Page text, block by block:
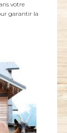
votre
garantir la